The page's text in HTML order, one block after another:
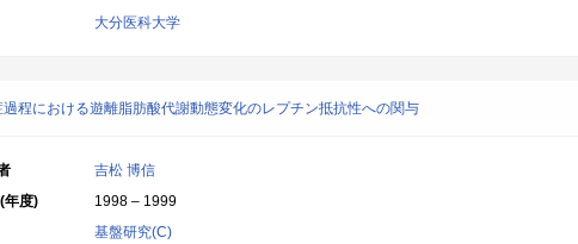
大分医科大学
過程における遊離脂肪酸代謝動態変化のレプチン抵抗性への関与
吉松 博信
年度)
1998 – 1999
基盤研究(C)